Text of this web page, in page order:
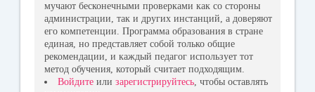
мучают бесконечными проверками как со стороны
администрации, так и других инстанций, а доверяют
его компетенции. Программа образования в стране
единая, но представляет собой только общие
рекомендации, и каждый педагог использует тот
метод обучения, который считает подходящим.
Войдите или зарегистрируйтесь, чтобы оставлять